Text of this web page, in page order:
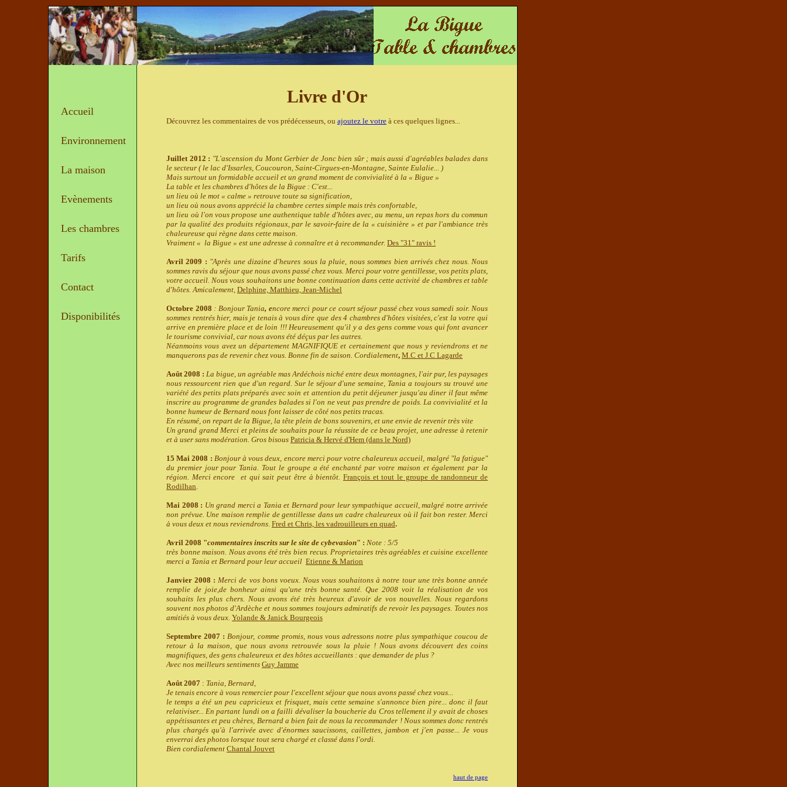
Livre d'Or
Découvrez les commentaires de vos prédécesseurs, ou ajoutez le votre à ces quelques lignes...
Juillet 2012 : "L'ascension du Mont Gerbier de Jonc bien sûr ; mais aussi d'agréables balades dans
le secteur ( le lac d'Issarles, Coucouron, Saint-Cirgues-en-Montagne, Sainte Eulalie... )
Mais surtout un formidable accueil et un grand moment de convivialité à la « Bigue »
La table et les chambres d'hôtes de la Bigue : C'est...
un lieu où le mot « calme » retrouve toute sa signification,
un lieu où nous avons apprécié la chambre certes simple mais très confortable,
un lieu où l'on vous propose une authentique table d'hôtes avec, au menu, un repas hors du commun
par la qualité des produits régionaux, par le savoir-faire de la « cuisinière » et par l'ambiance très
chaleureuse qui règne dans cette maison.
Vraiment « la Bigue » est une adresse à connaître et à recommander. Des "31" ravis !
Avril 2009 : "Après une dizaine d'heures sous la pluie, nous sommes bien arrivés chez nous. Nous
sommes ravis du séjour que nous avons passé chez vous. Merci pour votre gentillesse, vos petits plats,
votre accueil. Nous vous souhaitons une bonne continuation dans cette activité de chambres et table
d'hôtes. Amicalement, Delphine, Matthieu, Jean-Michel
Octobre 2008 : Bonjour Tania, encore merci pour ce court séjour passé chez vous samedi soir. Nous
sommes rentrés hier, mais je tenais à vous dire que des 4 chambres d'hôtes visitées, c'est la votre qui
arrive en première place et de loin !!! Heureusement qu'il y a des gens comme vous qui font avancer
le tourisme convivial, car nous avons été déçus par les autres.
Néanmoins vous avez un département MAGNIFIQUE et certainement que nous y reviendrons et ne
manquerons pas de revenir chez vous. Bonne fin de saison. Cordialement, M.C et J.C Lagarde
Août 2008 : La bigue, un agréable mas Ardéchois niché entre deux montagnes, l'air pur, les paysages
nous ressourcent rien que d'un regard. Sur le séjour d'une semaine, Tania a toujours su trouvé une
variété des petits plats préparés avec soin et attention du petit déjeuner jusqu'au diner il faut même
inscrire au programme de grandes balades si l'on ne veut pas prendre de poids. La convivialité et la
bonne humeur de Bernard nous font laisser de côté nos petits tracas.
En résumé, on repart de la Bigue, la tête plein de bons souvenirs, et une envie de revenir très vite
Un grand grand Merci et pleins de souhaits pour la réussite de ce beau projet, une adresse à retenir
et à user sans modération. Gros bisous Patricia & Hervé d'Hem (dans le Nord)
15 Mai 2008 : Bonjour à vous deux, encore merci pour votre chaleureux accueil, malgré "la fatigue"
du premier jour pour Tania. Tout le groupe a été enchanté par votre maison et également par la
région. Merci encore et qui sait peut être à bientôt. François et tout le groupe de randonneur de
Rodilhan
Mai 2008 : Un grand merci a Tania et Bernard pour leur sympathique accueil, malgré notre arrivée
non prévue. Une maison remplie de gentillesse dans un cadre chaleureux où il fait bon rester. Merci
à vous deux et nous reviendrons Fred et Chris, les vadrouilleurs en quad.
Avril 2008 "commentaires inscrits sur le site de cybevasion" : Note : 5/5
très bonne maison. Nous avons été très bien recus. Proprietaires très agréables et cuisine excellente
merci a Tania et Bernard pour leur accueil Etienne & Marion
Janvier 2008 : Merci de vos bons voeux. Nous vous souhaitons à notre tour une très bonne année
remplie de joie,de bonheur ainsi qu'une très bonne santé. Que 2008 voit la réalisation de vos
souhaits les plus chers. Nous avons été très heureux d'avoir de vos nouvelles. Nous regardons
souvent nos photos d'Ardèche et nous sommes toujours admiratifs de revoir les paysages. Toutes nos
amitiés à vous deux. Yolande & Janick Bourgeois
Septembre 2007 : Bonjour, comme promis, nous vous adressons notre plus sympathique coucou de
retour à la maison, que nous avons retrouvée sous la pluie ! Nous avons découvert des coins
magnifiques, des gens chaleureux et des hôtes accueillants : que demander de plus ?
Avec nos meilleurs sentiments Guy Jamme
Août 2007 : Tania, Bernard,
Je tenais encore à vous remercier pour l'excellent séjour que nous avons passé chez vous...
le temps a été un peu capricieux et frisquet, mais cette semaine s'annonce bien pire... donc il faut
relativiser... En partant lundi on a failli dévaliser la boucherie du Cros tellement il y avait de choses
appétissantes et peu chères, Bernard a bien fait de nous la recommander ! Nous sommes donc rentrés
plus chargés qu'à l'arrivée avec d'énormes saucissons, caillettes, jambon et j'en passe... Je vous
enverrai des photos lorsque tout sera chargé et classé dans l'ordi.
Bien cordialement Chantal Jouvet
haut de page
Accueil
Environnement
La maison
Evènements
Les chambres
Tarifs
Contact
Disponibilités